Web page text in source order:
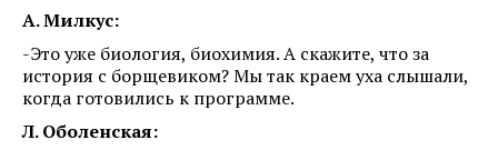
А. Милкус:
-Это уже биология, биохимия. А скажите, что за
история с борщевиком? Мы так краем уха слышали,
когда готовились к программе.
Л. Оболенская: